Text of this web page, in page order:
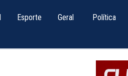
Esporte Geral Política